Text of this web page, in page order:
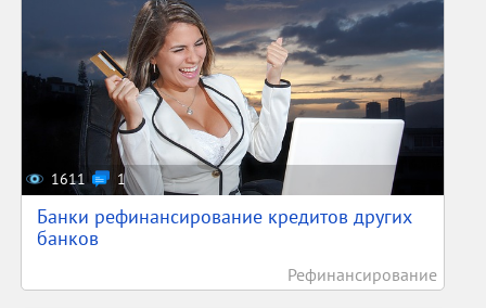
1611 1
Банки рефинансирование кредитов других
банков
Рефинансирование